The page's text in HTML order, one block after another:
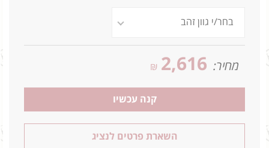
מחיר: 2,616
₪
קנה עכשיו
השארת פרטים לנציג